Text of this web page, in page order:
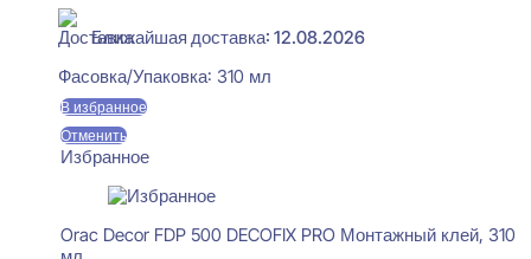
Ближайшая доставка: 12.08.2026
Фасовка/Упаковка: 310 мл
В избранное
Отменить
Избранное
Orac Decor FDP 500 DECOFIX PRO Монтажный клей, 310